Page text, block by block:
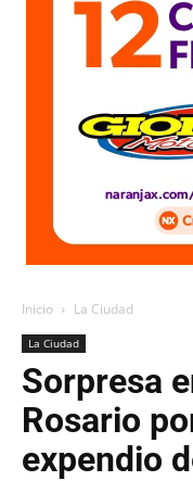
Inicio La Ciudad
La Ciudad
Sorpresa
Rosario
expendio